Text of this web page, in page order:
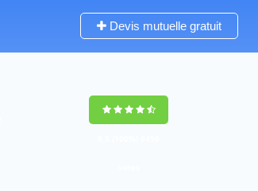
Devis mutuelle gratuit